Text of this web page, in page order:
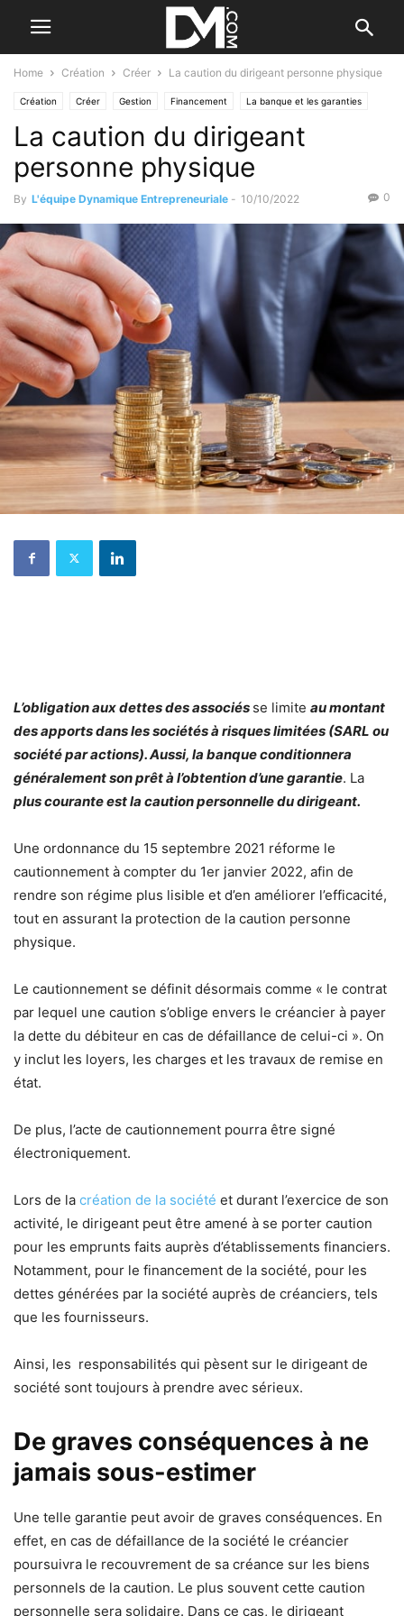
Home Création Créer La caution du dirigeant personne physique
Création Créer Gestion Financement La banque et les garanties
La caution du dirigeant
personne physique
By L'équipe Dynamique Entrepreneuriale - 10/10/2022 0
L’obligation aux dettes des associés se limite au montant
des apports dans les sociétés à risques limitées (SARL ou
société par actions). Aussi, la banque conditionnera
généralement son prêt à l’obtention d’une garantie. La
plus courante est la caution personnelle du dirigeant.
Une ordonnance du 15 septembre 2021 réforme le
cautionnement à compter du 1er janvier 2022, afin de
rendre son régime plus lisible et d’en améliorer l’efficacité,
tout en assurant la protection de la caution personne
physique.
Le cautionnement se définit désormais comme « le contrat
par lequel une caution s’oblige envers le créancier à payer
la dette du débiteur en cas de défaillance de celui-ci ». On
y inclut les loyers, les charges et les travaux de remise en
état.
De plus, l’acte de cautionnement pourra être signé
électroniquement.
Lors de la création de la société et durant l’exercice de son
activité, le dirigeant peut être amené à se porter caution
pour les emprunts faits auprès d’établissements financiers.
Notamment, pour le financement de la société, pour les
dettes générées par la société auprès de créanciers, tels
que les fournisseurs.
Ainsi, les responsabilités qui pèsent sur le dirigeant de
société sont toujours à prendre avec sérieux.
De graves conséquences à ne
jamais sous-estimer
Une telle garantie peut avoir de graves conséquences. En
effet, en cas de défaillance de la société le créancier
poursuivra le recouvrement de sa créance sur les biens
personnels de la caution. Le plus souvent cette caution
personnelle sera solidaire. Dans ce cas, le dirigeant